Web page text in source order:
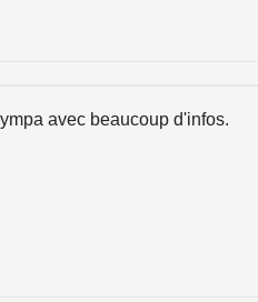
avec beaucoup d'infos.